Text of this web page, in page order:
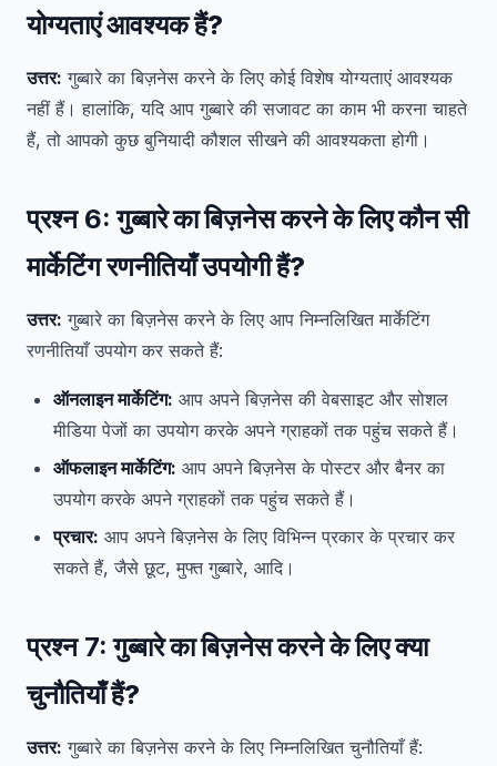
योग्यताएं आवश्यक हैं?
उत्तर: गुब्बारे का बिज़नेस करने के लिए कोई विशेष योग्यताएं आवश्यक
नहीं हैं। हालांकि, यदि आप गुब्बारे की सजावट का काम भी करना चाहते
हैं, तो आपको कुछ बुनियादी कौशल सीखने की आवश्यकता होगी।
प्रश्न 6: गुब्बारे का बिज़नेस करने के लिए कौन सी
मार्केटिंग रणनीतियाँ उपयोगी हैं?
उत्तर: गुब्बारे का बिज़नेस करने के लिए आप निम्नलिखित मार्केटिंग
रणनीतियाँ उपयोग कर सकते हैं:
ऑनलाइन मार्केटिंग: आप अपने बिज़नेस की वेबसाइट और सोशल
मीडिया पेजों का उपयोग करके अपने ग्राहकों तक पहुंच सकते हैं।
ऑफलाइन मार्केटिंग: आप अपने बिज़नेस के पोस्टर और बैनर का
उपयोग करके अपने ग्राहकों तक पहुंच सकते हैं।
प्रचार: आप अपने बिज़नेस के लिए विभिन्न प्रकार के प्रचार कर
सकते हैं, जैसे छूट, मुफ्त गुब्बारे, आदि।
प्रश्न 7: गुब्बारे का बिज़नेस करने के लिए क्या
चुनौतियाँ हैं?
उत्तर: गुब्बारे का बिज़नेस करने के लिए निम्नलिखित चुनौतियाँ हैं: